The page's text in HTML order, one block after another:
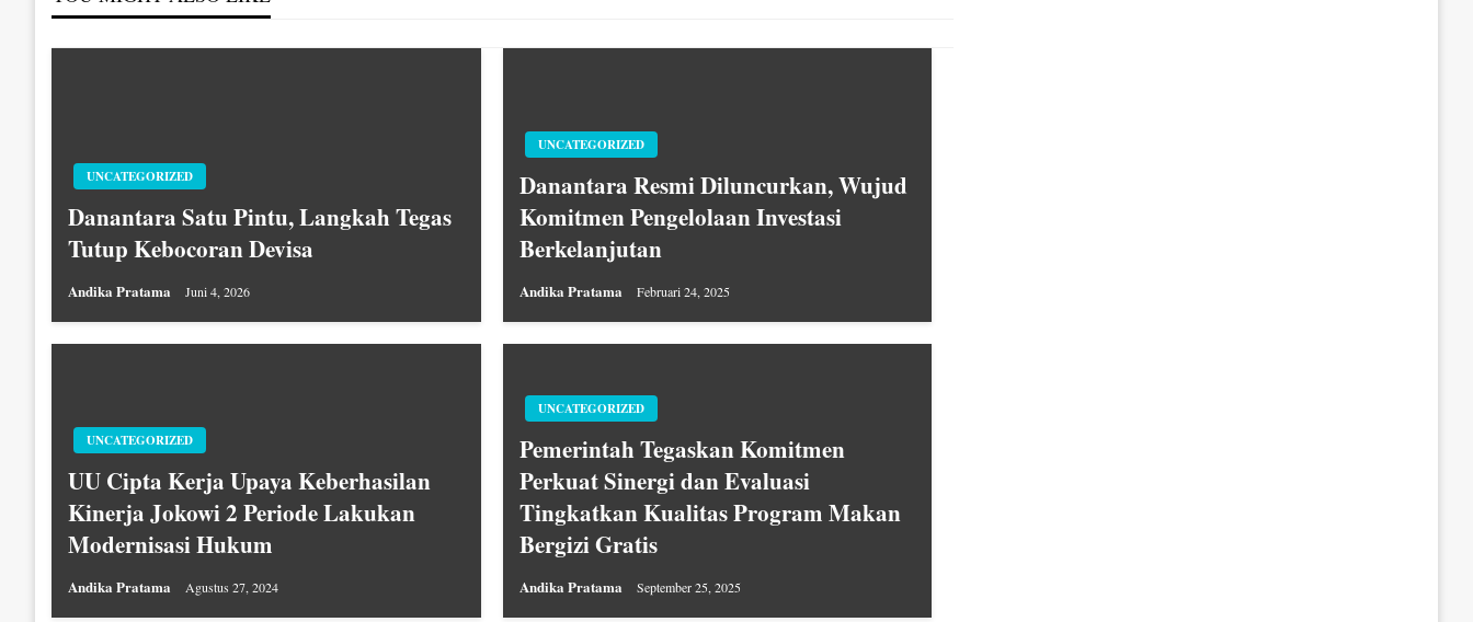
UNCATEGORIZED
Danantara Satu Pintu, Langkah Tegas
Tutup Kebocoran Devisa
Andika Pratama Juni 4, 2026
UNCATEGORIZED
Danantara Resmi Diluncurkan, Wujud
Komitmen Pengelolaan Investasi
Berkelanjutan
Andika Pratama Februari 24, 2025
UNCATEGORIZED
UU Cipta Kerja Upaya Keberhasilan
Kinerja Jokowi 2 Periode Lakukan
Modernisasi Hukum
Andika Pratama Agustus 27, 2024
UNCATEGORIZED
Pemerintah Tegaskan Komitmen
Perkuat Sinergi dan Evaluasi
Tingkatkan Kualitas Program Makan
Bergizi Gratis
Andika Pratama September 25, 2025